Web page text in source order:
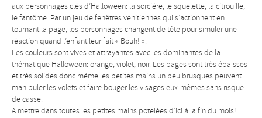
aux personnages clés d’Halloween: la sorcière, le squelette, la citrouille,
le fantôme. Par un jeu de fenêtres vénitiennes qui s’actionnent en
tournant la page, les personnages changent de tête pour simuler une
réaction quand l’enfant leur fait « Bouh! ».
Les couleurs sont vives et attrayantes avec les dominantes de la
thématique Halloween: orange, violet, noir. Les pages sont très épaisses
et très solides donc même les petites mains un peu brusques peuvent
manipuler les volets et faire bouger les visages eux-mêmes sans risque
de casse.
A mettre dans toutes les petites mains potelées d’ici à la fin du mois!